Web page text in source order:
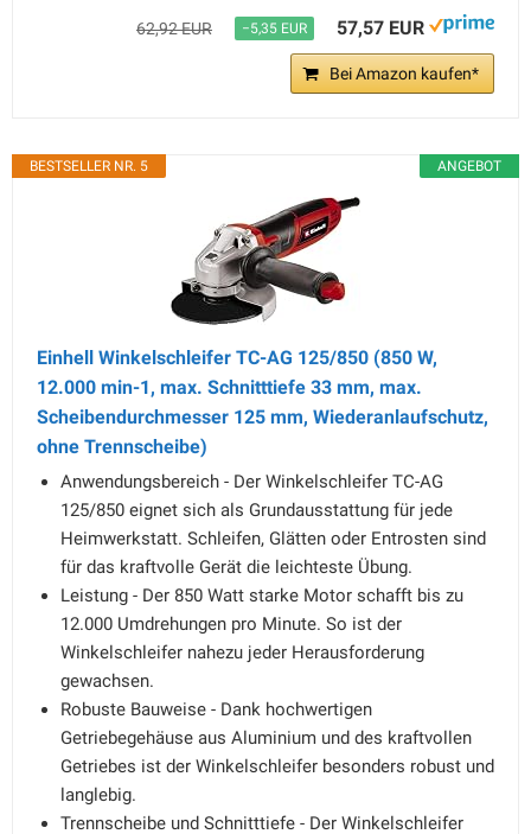
62,92 EUR −5,35 EUR 57,57 EUR
Bei Amazon kaufen*
ANGEBOT
BESTSELLER NR. 5
Einhell Winkelschleifer TC-AG 125/850 (850 W,
12.000 min-1, max. Schnitttiefe 33 mm, max.
Scheibendurchmesser 125 mm, Wiederanlaufschutz,
ohne Trennscheibe)
Anwendungsbereich - Der Winkelschleifer TC-AG
125/850 eignet sich als Grundausstattung für jede
Heimwerkstatt. Schleifen, Glätten oder Entrosten sind
für das kraftvolle Gerät die leichteste Übung.
Leistung - Der 850 Watt starke Motor schafft bis zu
12.000 Umdrehungen pro Minute. So ist der
Winkelschleifer nahezu jeder Herausforderung
gewachsen.
Robuste Bauweise - Dank hochwertigen
Getriebegehäuse aus Aluminium und des kraftvollen
Getriebes ist der Winkelschleifer besonders robust und
langlebig.
Trennscheibe und Schnitttiefe - Der Winkelschleifer